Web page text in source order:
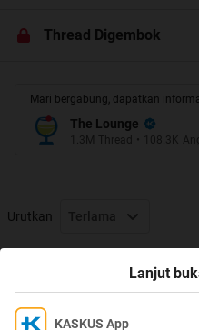
Thread Digembok
Mari bergabung, dapatkan
The Lounge
1.3M Thread • 108.3K
Urutkan Terlama
Thread Digembok
Ikuti KASKUS di
Lanjut
KASKUS App